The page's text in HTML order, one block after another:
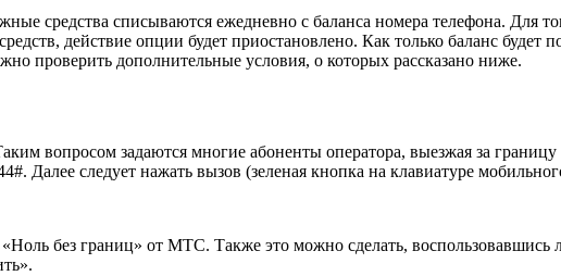
средства списываются ежедневно с баланса номера телефона. Для
действие опции будет приостановлено. Как только баланс
проверить дополнительные условия, о которых рассказано ниже.
вопросом задаются многие абоненты оператора, выезжая за
Далее следует нажать вызов (зеленая кнопка на клавиатуре
без границ» от МТС. Также это можно сделать,